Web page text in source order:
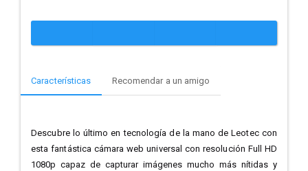
Características Recomendar a un amigo
Descubre lo último en tecnología de la mano de Leotec con
esta fantástica cámara web universal con resolución Full HD
1080p capaz de capturar imágenes mucho más nítidas y